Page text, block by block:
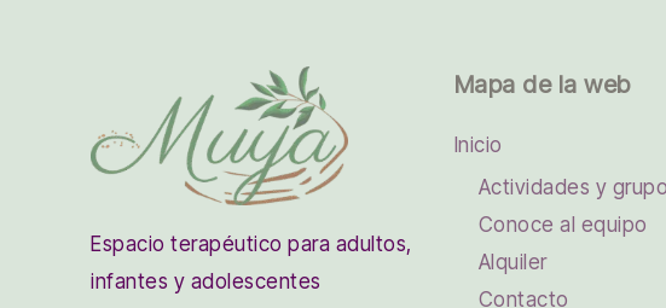
Espacio terapéutico para adultos,
infantes y adolescentes
Mapa de la web
Inicio
Actividades y
Conoce al equipo
Alquiler
Contacto